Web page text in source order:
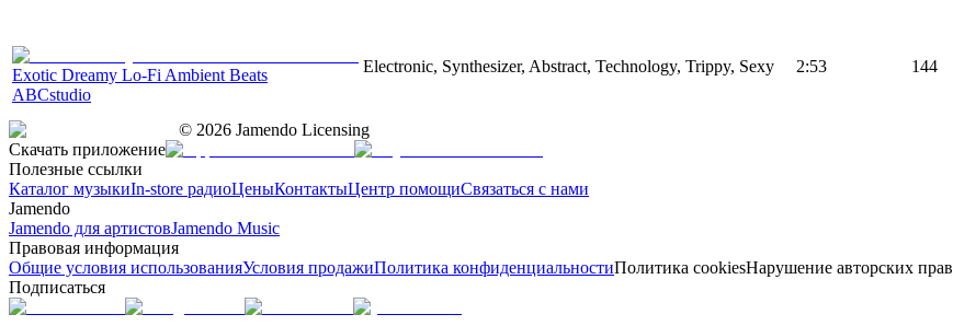
Exotic Dreamy Lo-Fi Ambient Beats
ABCstudio
Electronic, Synthesizer, Abstract, Technology, Trippy, Sexy 2:53 144
© 2026 Jamendo Licensing
Скачать приложение
Полезные ссылки
Каталог музыкиIn-store радиоЦеныКонтактыЦентр помощиСвязаться с нами
Jamendo
Jamendo для артистовJamendo Music
Правовая информация
Общие условия использованияУсловия продажиПолитика конфиденциальностиПолитика cookiesНарушение авторских прав
Подписаться